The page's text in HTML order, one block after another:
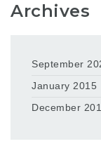
Archives
September
January 2015
December